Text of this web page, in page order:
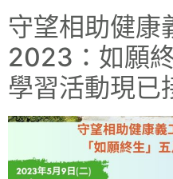
守望相助健康
2023：如願
學習活動現已